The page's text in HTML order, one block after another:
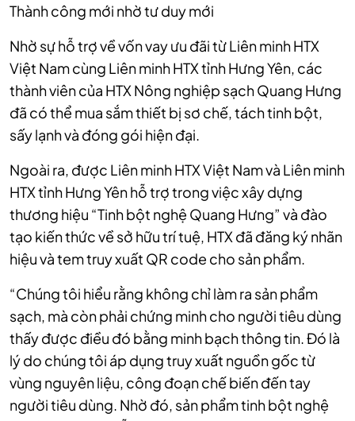
Thành công mới nhờ tư duy mới
Nhờ sự hỗ trợ về vốn vay ưu đãi từ Liên minh HTX
Việt Nam cùng Liên minh HTX tỉnh Hưng Yên, các
thành viên của HTX Nông nghiệp sạch Quang Hưng
đã có thể mua sắm thiết bị sơ chế, tách tinh bột,
sấy lạnh và đóng gói hiện đại.
Ngoài ra, được Liên minh HTX Việt Nam và Liên minh
HTX tỉnh Hưng Yên hỗ trợ trong việc xây dựng
thương hiệu “Tinh bột nghệ Quang Hưng” và đào
tạo kiến thức về sở hữu trí tuệ, HTX đã đăng ký nhãn
hiệu và tem truy xuất QR code cho sản phẩm.
“Chúng tôi hiểu rằng không chỉ làm ra sản phẩm
sạch, mà còn phải chứng minh cho người tiêu dùng
thấy được điều đó bằng minh bạch thông tin. Đó là
lý do chúng tôi áp dụng truy xuất nguồn gốc từ
vùng nguyên liệu, công đoạn chế biến đến tay
người tiêu dùng. Nhờ đó, sản phẩm tinh bột nghệ